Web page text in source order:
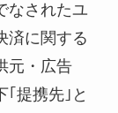
なされたユ
済に関する
元・広告
｢提携先｣と